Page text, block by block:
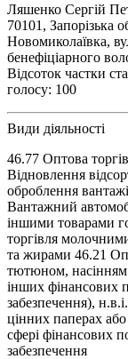
Ляшенко Сергій
70101, Запорізька
Новомиколаївка,
бенефіціарного
Відсоток частки
голосу: 100
Види діяльності
46.77 Оптова
Відновлення
оброблення
Вантажний
іншими товарами
торгівля
та жирами 46.21
тютюном,
інших фінансових
забезпечення),
цінних паперах
сфері фінансових
забезпечення